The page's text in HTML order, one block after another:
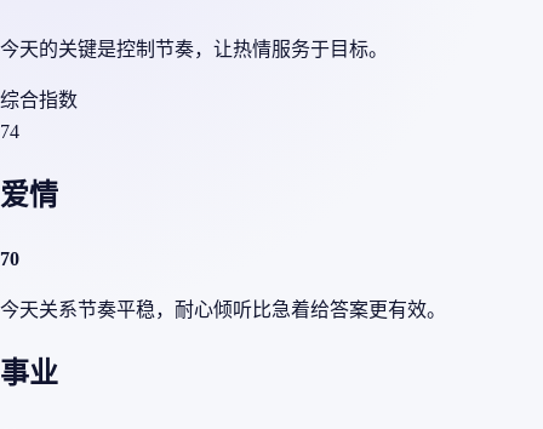
今天的关键是控制节奏，让热情服务于目标。
综合指数
74
爱情
70
今天关系节奏平稳，耐心倾听比急着给答案更有效。
事业